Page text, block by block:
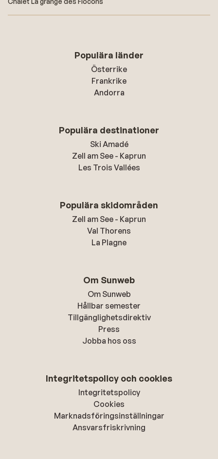
Populära länder
Österrike
Frankrike
Andorra
Populära destinationer
Ski Amadé
Zell am See - Kaprun
Les Trois Vallées
Populära skidområden
Zell am See - Kaprun
Val Thorens
La Plagne
Om Sunweb
Om Sunweb
Hållbar semester
Tillgänglighetsdirektiv
Press
Jobba hos oss
Integritetspolicy och cookies
Integritetspolicy
Cookies
Marknadsföringsinställningar
Ansvarsfriskrivning